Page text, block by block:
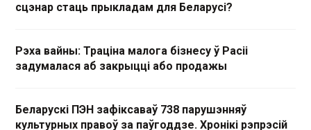
сцэнар стаць прыкладам для Беларусі?
Рэха вайны: Траціна малога бізнесу ў Расіі
задумалася аб закрыцці або продажы
Беларускі ПЭН зафіксаваў 738 парушэнняў
культурных правоў за паўгоддзе. Хронікі рэпрэсій